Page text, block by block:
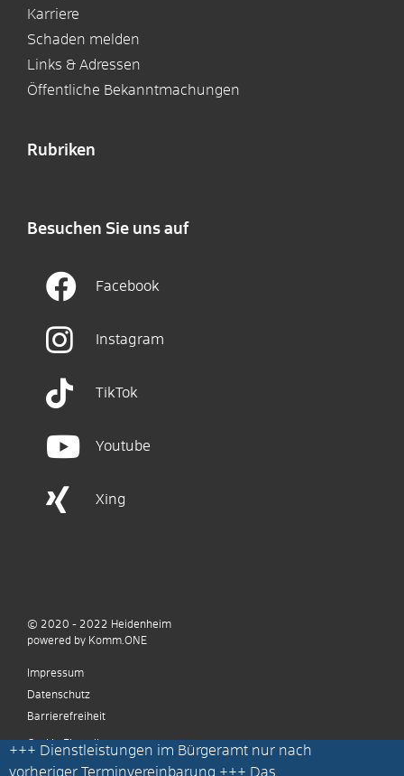
Karriere
Schaden melden
Links & Adressen
Öffentliche Bekanntmachungen
Rubriken
Besuchen Sie uns auf
Facebook
Instagram
TikTok
Youtube
Xing
+++ Dienstleistungen im Bürgeramt nur nach
vorheriger Terminvereinbarung +++ Das
© 2020 - 2022 Heidenheim
powered by Komm.ONE
Impressum
Datenschutz
Barrierefreiheit
Cookie Einstellungen